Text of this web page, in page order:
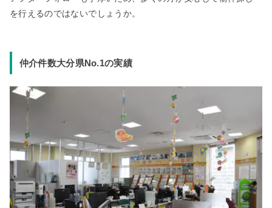
を行えるのではないでしょうか。
仲介件数大分県No.1の実績